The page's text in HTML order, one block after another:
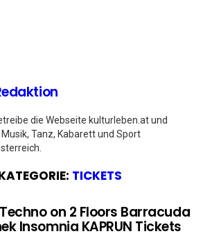
die Webseite kulturleben.at und
Tanz, Kabarett und Sport
TICKETS
on 2 Floors Barracuda
Insomnia KAPRUN Tickets